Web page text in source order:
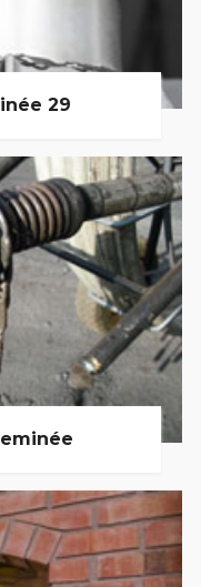
29